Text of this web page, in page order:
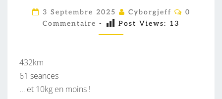
D
I
C
3 Septembre 2025 Cyborgjeff
C
0
Commentaire - Post Views: 13
432km
61 seances
… et 10kg en moins !